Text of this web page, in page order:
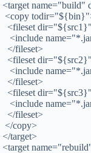
<target name="build"
<copy
<fileset
<include
</fileset>
<fileset
<include
</fileset>
<fileset
<include
</fileset>
</copy>
</target>
<target